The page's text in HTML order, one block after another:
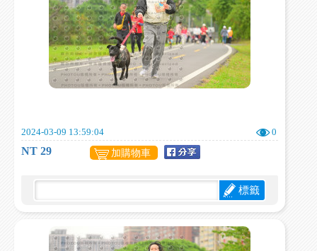
2024-03-09 13:59:04 0
NT 29 加購物車
標籤